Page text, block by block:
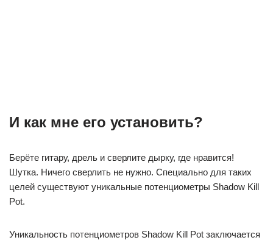
И как мне его установить?
Берёте гитару, дрель и сверлите дырку, где нравится!
Шутка. Ничего сверлить не нужно. Специально для таких
целей существуют уникальные потенциометры Shadow Kill
Pot.
Уникальность потенциометров Shadow Kill Pot заключается